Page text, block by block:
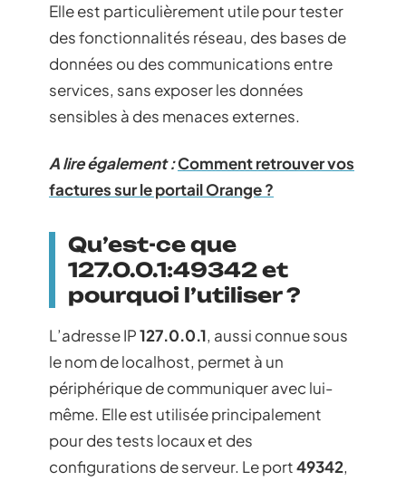
Elle est particulièrement utile pour tester
des fonctionnalités réseau, des bases de
données ou des communications entre
services, sans exposer les données
sensibles à des menaces externes.
A lire également :Comment retrouver vos
factures sur le portail Orange ?
Qu’est-ce que
127.0.0.1:49342 et
pourquoi l’utiliser ?
L’adresse IP127.0.0.1, aussi connue sous
le nom de localhost, permet à un
périphérique de communiquer avec lui-
même. Elle est utilisée principalement
pour des tests locaux et des
configurations de serveur. Le port49342,